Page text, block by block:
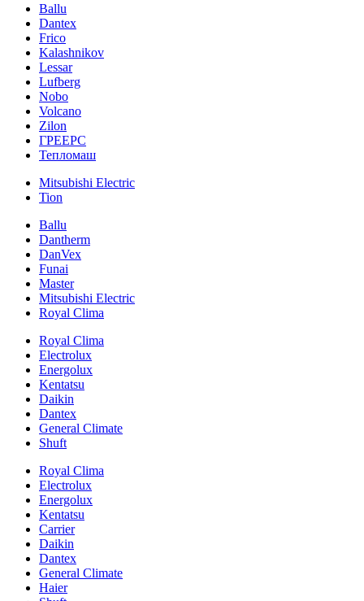
Ballu
Dantex
Frico
Kalashnikov
Lessar
Lufberg
Nobo
Volcano
Zilon
ГРЕЕРС
Тепломаш
Mitsubishi Electric
Tion
Ballu
Dantherm
DanVex
Funai
Master
Mitsubishi Electric
Royal Clima
Royal Clima
Electrolux
Energolux
Kentatsu
Daikin
Dantex
General Climate
Shuft
Royal Clima
Electrolux
Energolux
Kentatsu
Carrier
Daikin
Dantex
General Climate
Haier